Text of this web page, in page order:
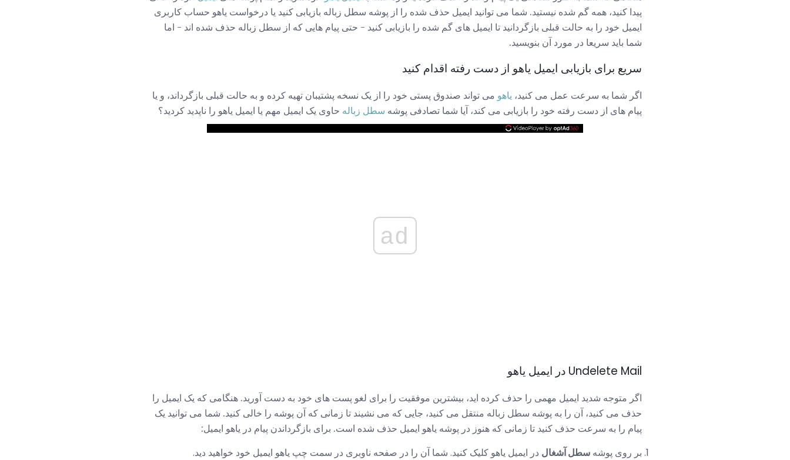
پیدا کنید، همه گم شده نیستید. شما می توانید ایمیل حذف شده را از پوشه سطل زباله بازیابی کنید یا درخواست یاهو حساب کاربری
ایمیل خود را به حالت قبلی بازگردانید تا ایمیل های گم شده را بازیابی کنید - حتی پیام هایی که از سطل زباله حذف شده اند - اما
شما باید سریعا در مورد آن بنویسید.
سریع برای بازیابی ایمیل یاهو از دست رفته اقدام کنید
اگر شما به سرعت عمل می کنید، یاهو می تواند صندوق پستی خود را از یک نسخه پشتیبان تهیه کرده و به حالت قبلی بازگرداند، و یا
پیام های از دست رفته خود را بازیابی می کند، آیا شما تصادفی پوشه سطل زباله حاوی یک ایمیل مهم یا ایمیل یاهو را ناپدید کردید؟
ad
Undelete Mail در ایمیل یاهو
اگر متوجه شدید ایمیل مهمی را حذف کرده اید، بیشترین موفقیت را برای لغو پست های خود به دست آورید. هنگامی که یک ایمیل را
حذف می کنید، آن را به پوشه سطل زباله منتقل می کنید، جایی که می نشیند تا زمانی که آن پوشه را خالی کنید. شما می توانید یک
پیام را به سرعت حذف کنید تا زمانی که هنوز در پوشه یاهو ایمیل حذف شده است. برای بازگرداندن پیام در یاهو ایمیل:
بر روی پوشه سطل آشغال در ایمیل یاهو کلیک کنید. شما آن را در صفحه ناوبری در سمت چپ یاهو ایمیل خود خواهید دید.